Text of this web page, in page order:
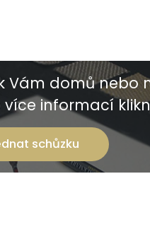
domů nebo
informací
schůzku